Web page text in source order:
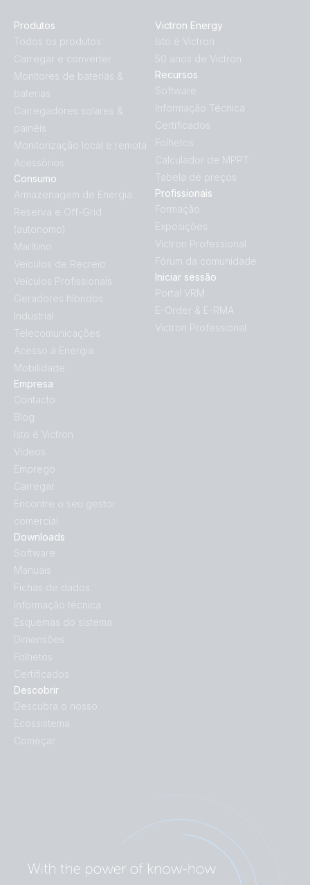
Produtos
Todos os produtos
Carregar e converter
Monitores de baterias &
baterias
Carregadores solares &
painéis
Monitorização local e remota
Acessórios
Descobrir
Descubra o nosso
Ecossistema
Começar
Victron Energy
Isto é Victron
50 anos de Victron
Downloads
Software
Manuais
Fichas de dados
Informação técnica
Esquemas do sistema
Dimensões
Folhetos
Certificados
Consumo
Armazenagem de Energia
Reserva e Off-Grid
(autonomo)
Marítimo
Veículos de Recreio
Veículos Profissionais
Geradores híbridos
Industrial
Telecomunicações
Acesso à Energia
Mobilidade
Empresa
Contacto
Blog
Isto é Victron
Vídeos
Emprego
Carregar
Encontre o seu gestor
comercial
Recursos
Software
Informação Técnica
Certificados
Folhetos
Calculador de MPPT
Tabela de preços
Profissionais
Formação
Exposições
Victron Professional
Fórum da comunidade
Iniciar sessão
Portal VRM
E-Order & E-RMA
Victron Professional